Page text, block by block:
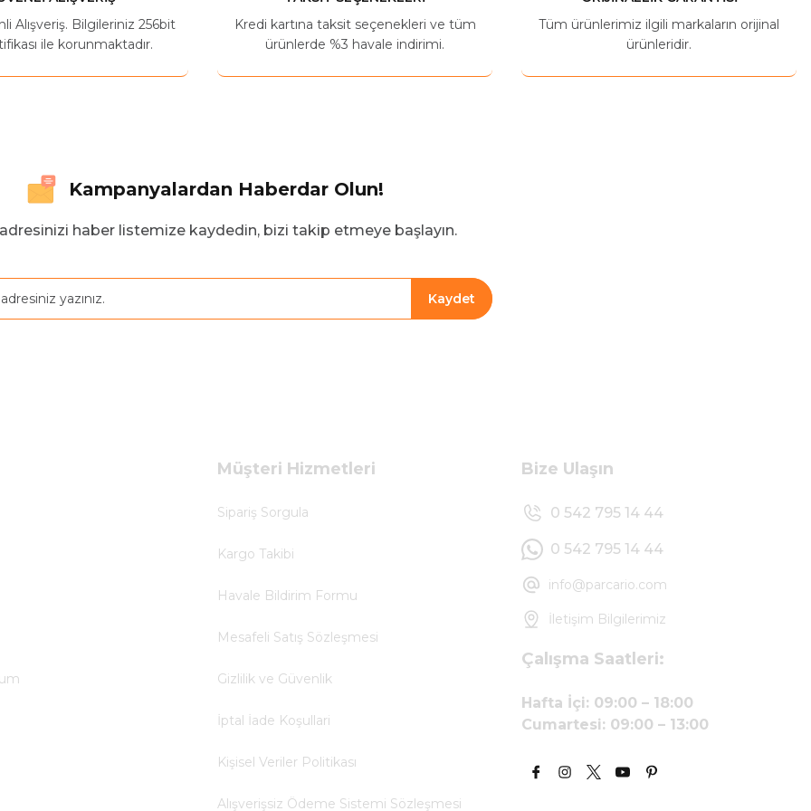
Alışveriş. Bilgileriniz 256bit
ile korunmaktadır.
Kredi kartına taksit seçenekleri ve tüm
ürünlerde %3 havale indirimi.
Tüm ürünlerimiz ilgili markaların orijinal
ürünleridir.
Kampanyalardan Haberdar Olun!
haber listemize kaydedin, bizi takip etmeye başlayın.
Kaydet
Müşteri Hizmetleri
Sipariş Sorgula
Kargo Takibi
Havale Bildirim Formu
Mesafeli Satış Sözleşmesi
Gizlilik ve Güvenlik
İptal İade Koşullari
Kişisel Veriler Politikası
Alışverişsiz Ödeme Sistemi Sözleşmesi
Bize Ulaşın
0 542 795 14 44
0 542 795 14 44
info@parcario.com
İletişim Bilgilerimiz
Çalışma Saatleri:
Hafta İçi: 09:00 – 18:00
Cumartesi: 09:00 – 13:00